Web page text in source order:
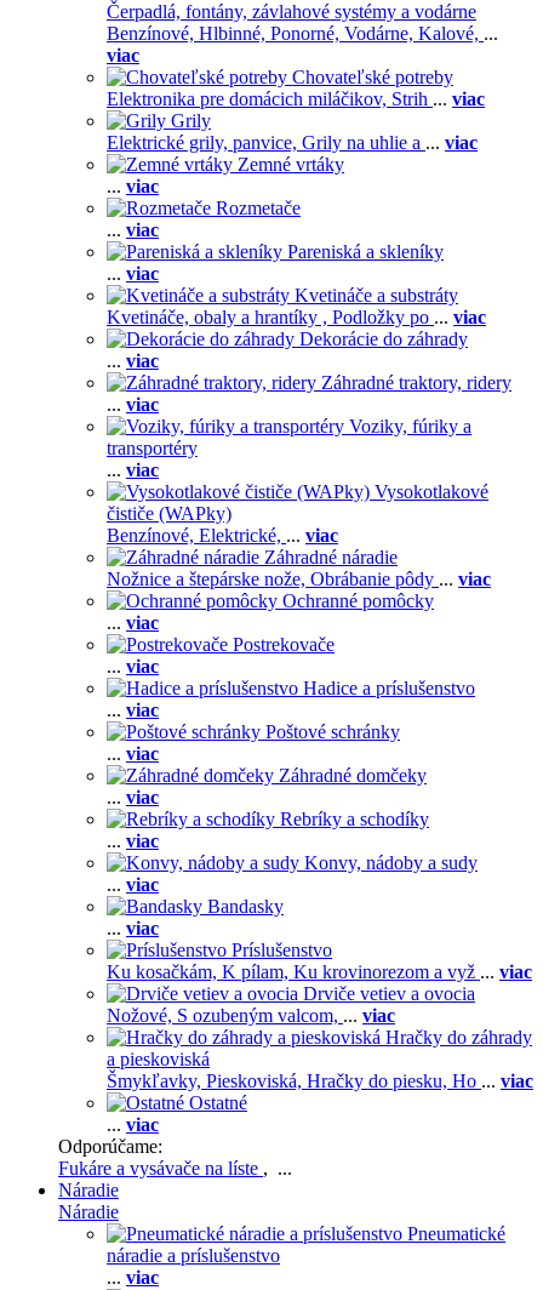
Čerpadlá, fontány, závlahové systémy a vodárne
Benzínové, Hlbinné, Ponorné, Vodárne, Kalové, ...
viac
Chovateľské potreby
Elektronika pre domácich miláčikov, Strih ... viac
Grily
Elektrické grily, panvice, Grily na uhlie a ... viac
Zemné vrtáky
... viac
Rozmetače
... viac
Pareniská a skleníky
... viac
Kvetináče a substráty
Kvetináče, obaly a hrantíky , Podložky po ... viac
Dekorácie do záhrady
... viac
Záhradné traktory, ridery
... viac
Voziky, fúriky a
transportéry
... viac
Vysokotlakové
čističe (WAPky)
Benzínové, Elektrické, ... viac
Záhradné náradie
Nožnice a štepárske nože, Obrábanie pôdy ... viac
Ochranné pomôcky
... viac
Postrekovače
... viac
Hadice a príslušenstvo
... viac
Poštové schránky
... viac
Záhradné domčeky
... viac
Rebríky a schodíky
... viac
Konvy, nádoby a sudy
... viac
Bandasky
... viac
Príslušenstvo
Ku kosačkám, K pílam, Ku krovinorezom a vyž ... viac
Drviče vetiev a ovocia
Nožové, S ozubeným valcom, ... viac
Hračky do záhrady
a pieskoviská
Šmykľavky, Pieskoviská, Hračky do piesku, Ho ... viac
Ostatné
... viac
Odporúčame:
Fukáre a vysávače na líste , ...
Náradie
Náradie
Pneumatické
náradie a príslušenstvo
... viac